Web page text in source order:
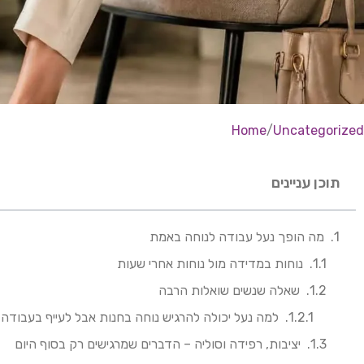
Home Uncategorized
תוכן עניינים
מה הופך נעל עבודה לנוחה באמת
נוחות במדידה מול נוחות אחרי שעות
שאלה שנשים שואלות הרבה
למה נעל יכולה להרגיש נוחה בחנות אבל לעייף
יציבות, רפידה וסוליה – הדברים שמרגישים רק בסוף היום